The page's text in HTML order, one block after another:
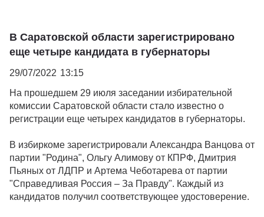
В Саратовской области зарегистрировано
еще четыре кандидата в губернаторы
29/07/2022 13:15
На прошедшем 29 июля заседании избирательной
комиссии Саратовской области стало известно о
регистрации еще четырех кандидатов в губернаторы.
В избиркоме зарегистрировали Александра Ванцова от
партии "Родина", Ольгу Алимову от КПРФ, Дмитрия
Пьяных от ЛДПР и Артема Чеботарева от партии
"Справедливая Россия – За Правду". Каждый из
кандидатов получил соответствующее удостоверение.